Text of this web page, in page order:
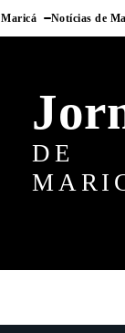
Maricá Notícias de
DE